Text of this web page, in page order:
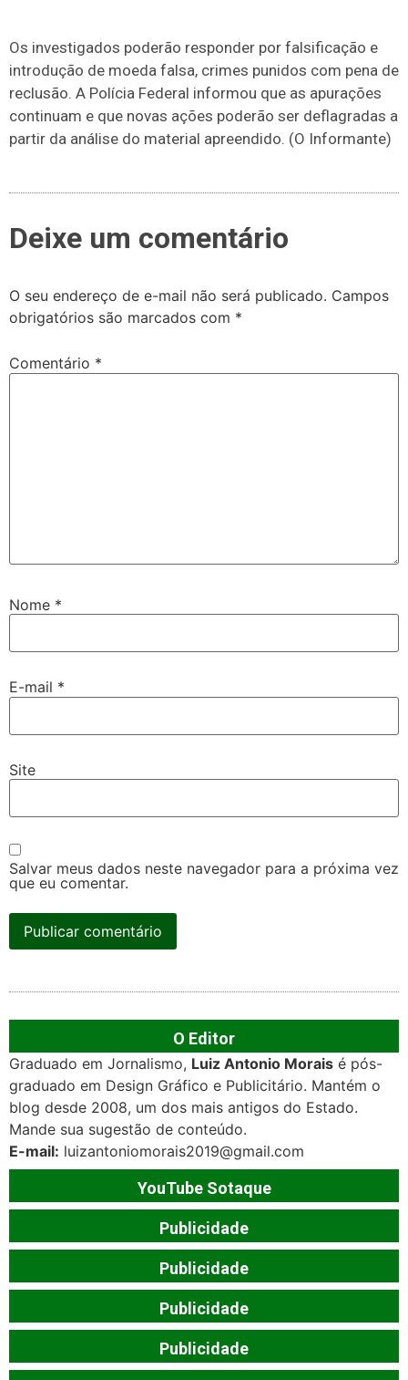
Os investigados poderão responder por falsificação e
introdução de moeda falsa, crimes punidos com pena de
reclusão. A Polícia Federal informou que as apurações
continuam e que novas ações poderão ser deflagradas a
partir da análise do material apreendido. (O Informante)
Deixe um comentário
O seu endereço de e-mail não será publicado. Campos
obrigatórios são marcados com *
Comentário *
Nome *
E-mail *
Site
Salvar meus dados neste navegador para a próxima vez
que eu comentar.
O Editor
Graduado em Jornalismo, Luiz Antonio Morais é pós-
graduado em Design Gráfico e Publicitário. Mantém o
blog desde 2008, um dos mais antigos do Estado.
Mande sua sugestão de conteúdo.
E-mail: luizantoniomorais2019@gmail.com
YouTube Sotaque
Publicidade
Publicidade
Publicidade
Publicidade